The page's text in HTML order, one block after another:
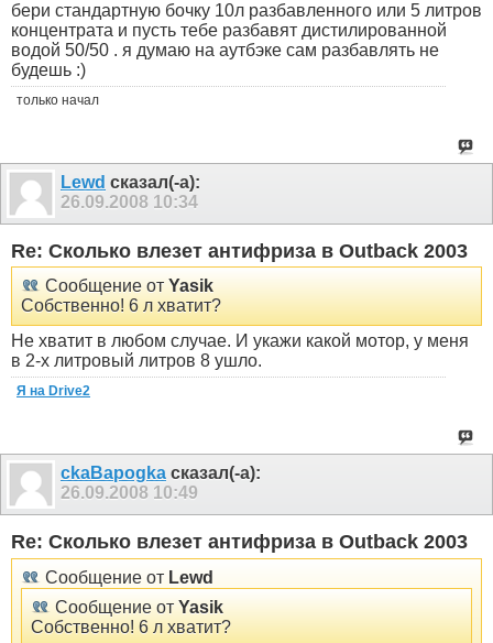
бери стандартную бочку 10л разбавленного или 5 литров
концентрата и пусть тебе разбавят дистилированной
водой 50/50 . я думаю на аутбэке сам разбавлять не
будешь :)
только начал
Lewd сказал(-а):
26.09.2008 10:34
Re: Сколько влезет антифриза в Outback 2003
Сообщение от Yasik
Собственно! 6 л хватит?
Не хватит в любом случае. И укажи какой мотор, у меня
в 2-х литровый литров 8 ушло.
Я на Drive2
ckaBapogka сказал(-а):
26.09.2008 10:49
Re: Сколько влезет антифриза в Outback 2003
Сообщение от Lewd
Сообщение от Yasik
Собственно! 6 л хватит?